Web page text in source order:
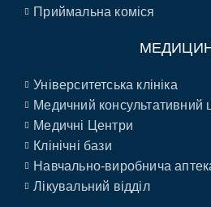
Приймальна коміся
Університетська клініка
Медичний консультативний
Медичні Центри
Клінічні бази
Навчально-виробнича
Лікувальний відділ